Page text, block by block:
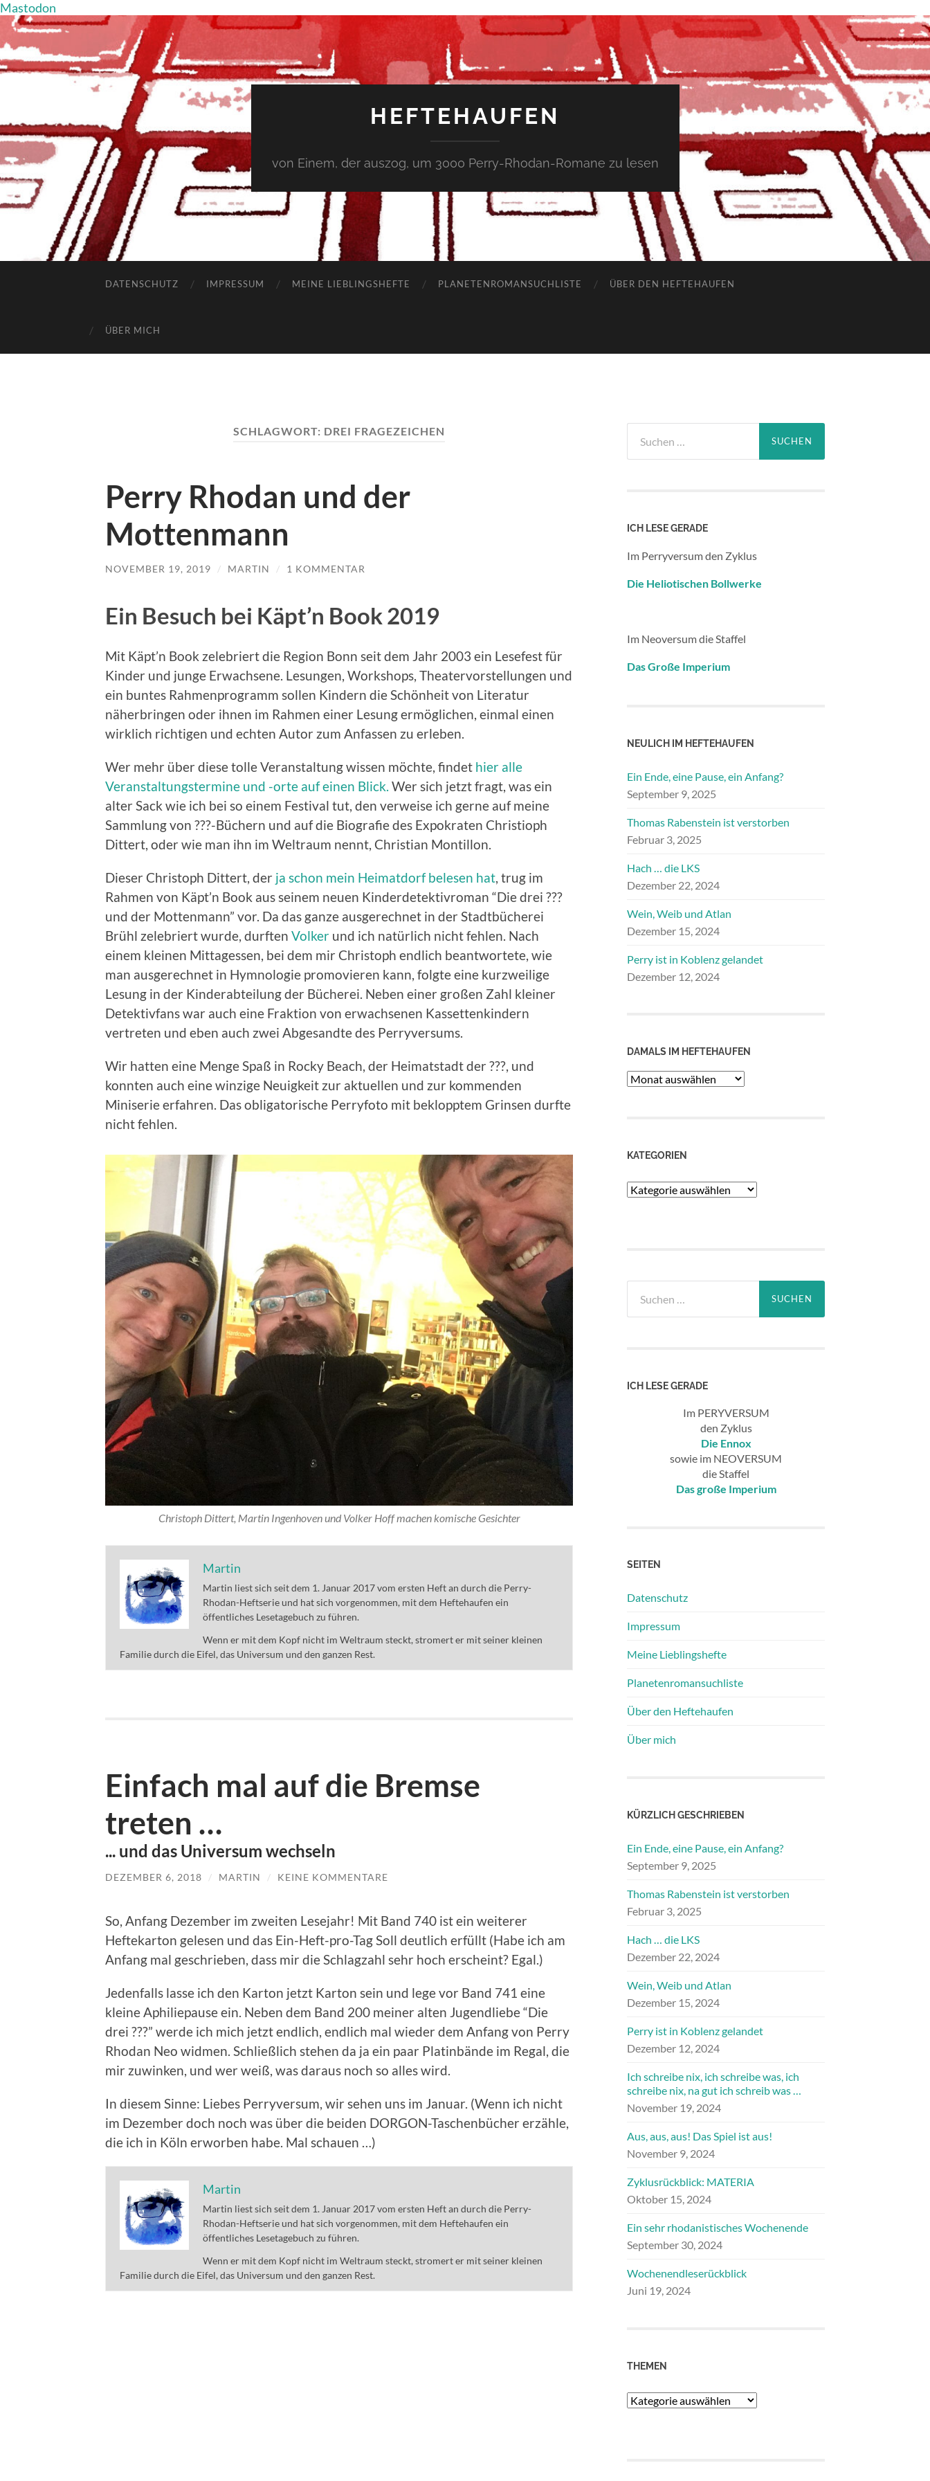
Mastodon
HEFTEHAUFEN
von Einem, der auszog, um 3000 Perry-Rhodan-Romane zu lesen
DATENSCHUTZ IMPRESSUM MEINE LIEBLINGSHEFTE PLANETENROMANSUCHLISTE ÜBER DEN HEFTEHAUFEN
ÜBER MICH
SCHLAGWORT: DREI FRAGEZEICHEN
Perry Rhodan und der
Mottenmann
NOVEMBER 19, 2019 / MARTIN / 1 KOMMENTAR
Ein Besuch bei Käpt’n Book 2019
Mit Käpt’n Book zelebriert die Region Bonn seit dem Jahr 2003 ein Lesefest für
Kinder und junge Erwachsene. Lesungen, Workshops, Theatervorstellungen und
ein buntes Rahmenprogramm sollen Kindern die Schönheit von Literatur
näherbringen oder ihnen im Rahmen einer Lesung ermöglichen, einmal einen
wirklich richtigen und echten Autor zum Anfassen zu erleben.
Wer mehr über diese tolle Veranstaltung wissen möchte, findet hier alle
Veranstaltungstermine und -orte auf einen Blick. Wer sich jetzt fragt, was ein
alter Sack wie ich bei so einem Festival tut, den verweise ich gerne auf meine
Sammlung von ???-Büchern und auf die Biografie des Expokraten Christioph
Dittert, oder wie man ihn im Weltraum nennt, Christian Montillon.
Dieser Christoph Dittert, der ja schon mein Heimatdorf belesen hat, trug im
Rahmen von Käpt’n Book aus seinem neuen Kinderdetektivroman “Die drei ???
und der Mottenmann” vor. Da das ganze ausgerechnet in der Stadtbücherei
Brühl zelebriert wurde, durften Volker und ich natürlich nicht fehlen. Nach
einem kleinen Mittagessen, bei dem mir Christoph endlich beantwortete, wie
man ausgerechnet in Hymnologie promovieren kann, folgte eine kurzweilige
Lesung in der Kinderabteilung der Bücherei. Neben einer großen Zahl kleiner
Detektivfans war auch eine Fraktion von erwachsenen Kassettenkindern
vertreten und eben auch zwei Abgesandte des Perryversums.
Wir hatten eine Menge Spaß in Rocky Beach, der Heimatstadt der ???, und
konnten auch eine winzige Neuigkeit zur aktuellen und zur kommenden
Miniserie erfahren. Das obligatorische Perryfoto mit beklopptem Grinsen durfte
nicht fehlen.
Christoph Dittert, Martin Ingenhoven und Volker Hoff machen komische Gesichter
Martin
Martin liest sich seit dem 1. Januar 2017 vom ersten Heft an durch die Perry-
Rhodan-Heftserie und hat sich vorgenommen, mit dem Heftehaufen ein
öffentliches Lesetagebuch zu führen.
Wenn er mit dem Kopf nicht im Weltraum steckt, stromert er mit seiner kleinen
Familie durch die Eifel, das Universum und den ganzen Rest.
Einfach mal auf die Bremse
treten …
... und das Universum wechseln
DEZEMBER 6, 2018 / MARTIN / KEINE KOMMENTARE
So, Anfang Dezember im zweiten Lesejahr! Mit Band 740 ist ein weiterer
Heftekarton gelesen und das Ein-Heft-pro-Tag Soll deutlich erfüllt (Habe ich am
Anfang mal geschrieben, dass mir die Schlagzahl sehr hoch erscheint? Egal.)
Jedenfalls lasse ich den Karton jetzt Karton sein und lege vor Band 741 eine
kleine Aphiliepause ein. Neben dem Band 200 meiner alten Jugendliebe “Die
drei ???” werde ich mich jetzt endlich, endlich mal wieder dem Anfang von Perry
Rhodan Neo widmen. Schließlich stehen da ja ein paar Platinbände im Regal, die
mir zuwinken, und wer weiß, was daraus noch so alles wird.
In diesem Sinne: Liebes Perryversum, wir sehen uns im Januar. (Wenn ich nicht
im Dezember doch noch was über die beiden DORGON-Taschenbücher erzähle,
die ich in Köln erworben habe. Mal schauen …)
Martin
Martin liest sich seit dem 1. Januar 2017 vom ersten Heft an durch die Perry-
Rhodan-Heftserie und hat sich vorgenommen, mit dem Heftehaufen ein
öffentliches Lesetagebuch zu führen.
Wenn er mit dem Kopf nicht im Weltraum steckt, stromert er mit seiner kleinen
Familie durch die Eifel, das Universum und den ganzen Rest.
nach:
ICH LESE GERADE
Im Perryversum den Zyklus
Die Heliotischen Bollwerke
Im Neoversum die Staffel
Das Große Imperium
NEULICH IM HEFTEHAUFEN
Ein Ende, eine Pause, ein Anfang?
September 9, 2025
Thomas Rabenstein ist verstorben
Februar 3, 2025
Hach … die LKS
Dezember 22, 2024
Wein, Weib und Atlan
Dezember 15, 2024
Perry ist in Koblenz gelandet
Dezember 12, 2024
DAMALS IM HEFTEHAUFEN
Damals
KATEGORIEN
Kategorien
nach:
ICH LESE GERADE
Im PERYVERSUM
den Zyklus
Die Ennox
sowie im NEOVERSUM
die Staffel
Das große Imperium
SEITEN
Datenschutz
Impressum
Meine Lieblingshefte
Planetenromansuchliste
Über den Heftehaufen
Über mich
KÜRZLICH GESCHRIEBEN
Ein Ende, eine Pause, ein Anfang?
September 9, 2025
Thomas Rabenstein ist verstorben
Februar 3, 2025
Hach … die LKS
Dezember 22, 2024
Wein, Weib und Atlan
Dezember 15, 2024
Perry ist in Koblenz gelandet
Dezember 12, 2024
Ich schreibe nix, ich schreibe was, ich
schreibe nix, na gut ich schreib was …
November 19, 2024
Aus, aus, aus! Das Spiel ist aus!
November 9, 2024
Zyklusrückblick: MATERIA
Oktober 15, 2024
Ein sehr rhodanistisches Wochenende
September 30, 2024
Wochenendleserückblick
Juni 19, 2024
THEMEN
Themen